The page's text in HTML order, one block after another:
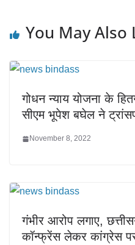
You May Also
गोधन न्याय योजना के
सीएम भूपेश बघेल ने
November 8, 2022
गंभीर आरोप लगाए,
कॉन्फ्रेंस लेकर कांग्रेस